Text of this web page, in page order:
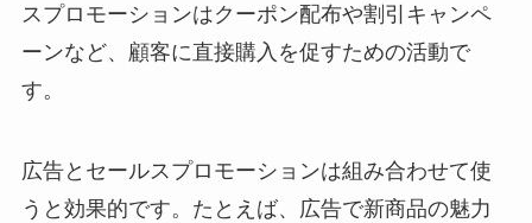
スプロモーションはクーポン配布や割引キャンペ
ーンなど、顧客に直接購入を促すための活動で
す。
広告とセールスプロモーションは組み合わせて使
うと効果的です。たとえば、広告で新商品の魅力